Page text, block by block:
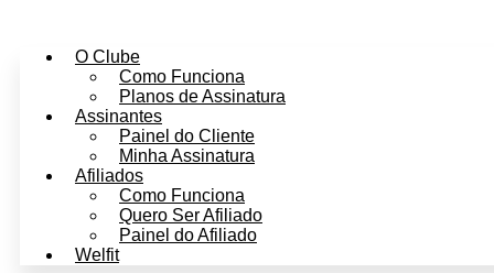
O Clube
Como Funciona
Planos de Assinatura
Assinantes
Painel do Cliente
Minha Assinatura
Afiliados
Como Funciona
Quero Ser Afiliado
Painel do Afiliado
Welfit